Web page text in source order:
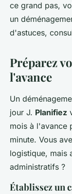
ce grand pas,
un
d'astuces,
Préparez
l'avance
Un
jour J. Planifiez
mois à l'avance
minute. Vous
logistique, mais
administratifs ?
Établissez un